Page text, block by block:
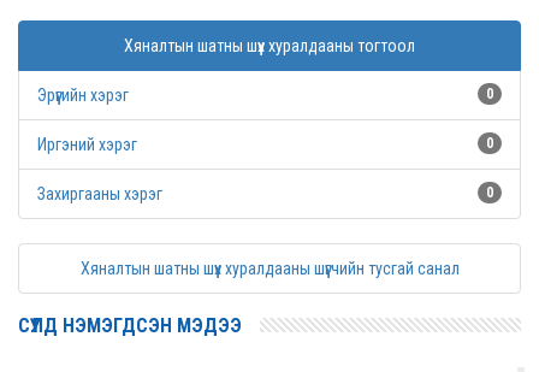
Хяналтын шатны шүүх хуралдааны тогтоол
Эрүүгийн хэрэг 0
Иргэний хэрэг 0
Захиргааны хэрэг 0
Хяналтын шатны шүүх хуралдааны шүүгчийн тусгай санал
СҮҮЛД НЭМЭГДСЭН МЭДЭЭ